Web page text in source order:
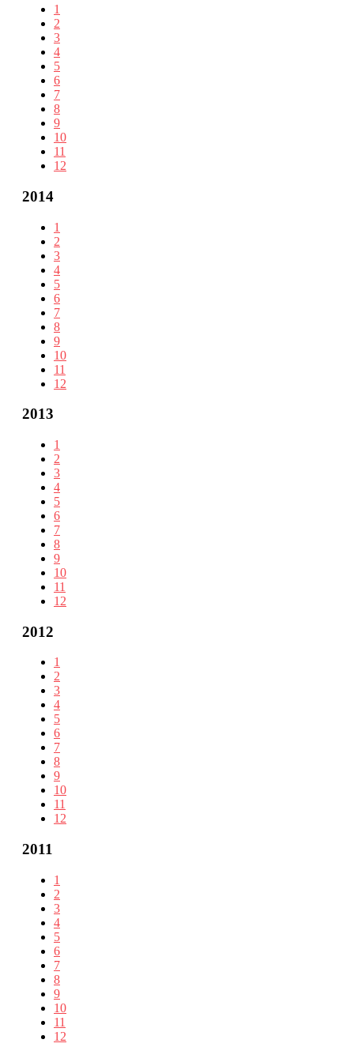
1
2
3
4
5
6
7
8
9
10
11
12
2014
1
2
3
4
5
6
7
8
9
10
11
12
2013
1
2
3
4
5
6
7
8
9
10
11
12
2012
1
2
3
4
5
6
7
8
9
10
11
12
2011
1
2
3
4
5
6
7
8
9
10
11
12